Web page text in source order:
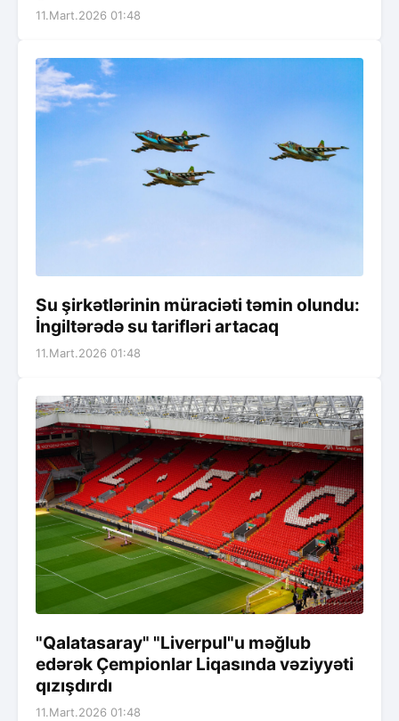
11.Mart.2026 01:48
Su şirkətlərinin müraciəti təmin olundu:
İngiltərədə su tarifləri artacaq
11.Mart.2026 01:48
"Qalatasaray" "Liverpul"u məğlub
edərək Çempionlar Liqasında vəziyyəti
qızışdırdı
11.Mart.2026 01:48